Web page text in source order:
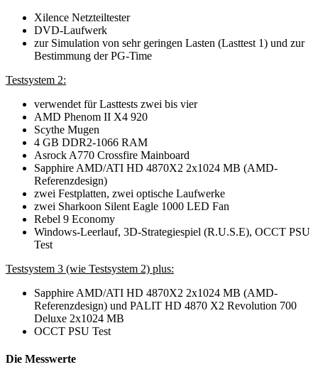
Xilence Netzteiltester
DVD-Laufwerk
zur Simulation von sehr geringen Lasten (Lasttest 1) und zur
Bestimmung der PG-Time
Testsystem 2:
verwendet für Lasttests zwei bis vier
AMD Phenom II X4 920
Scythe Mugen
4 GB DDR2-1066 RAM
Asrock A770 Crossfire Mainboard
Sapphire AMD/ATI HD 4870X2 2x1024 MB (AMD-
Referenzdesign)
zwei Festplatten, zwei optische Laufwerke
zwei Sharkoon Silent Eagle 1000 LED Fan
Rebel 9 Economy
Windows-Leerlauf, 3D-Strategiespiel (R.U.S.E), OCCT PSU
Test
Testsystem 3 (wie Testsystem 2) plus:
Sapphire AMD/ATI HD 4870X2 2x1024 MB (AMD-
Referenzdesign) und PALIT HD 4870 X2 Revolution 700
Deluxe 2x1024 MB
OCCT PSU Test
Die Messwerte